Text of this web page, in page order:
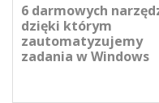
6 darmowych
dzięki którym
zautomatyzujemy
zadania w Windows